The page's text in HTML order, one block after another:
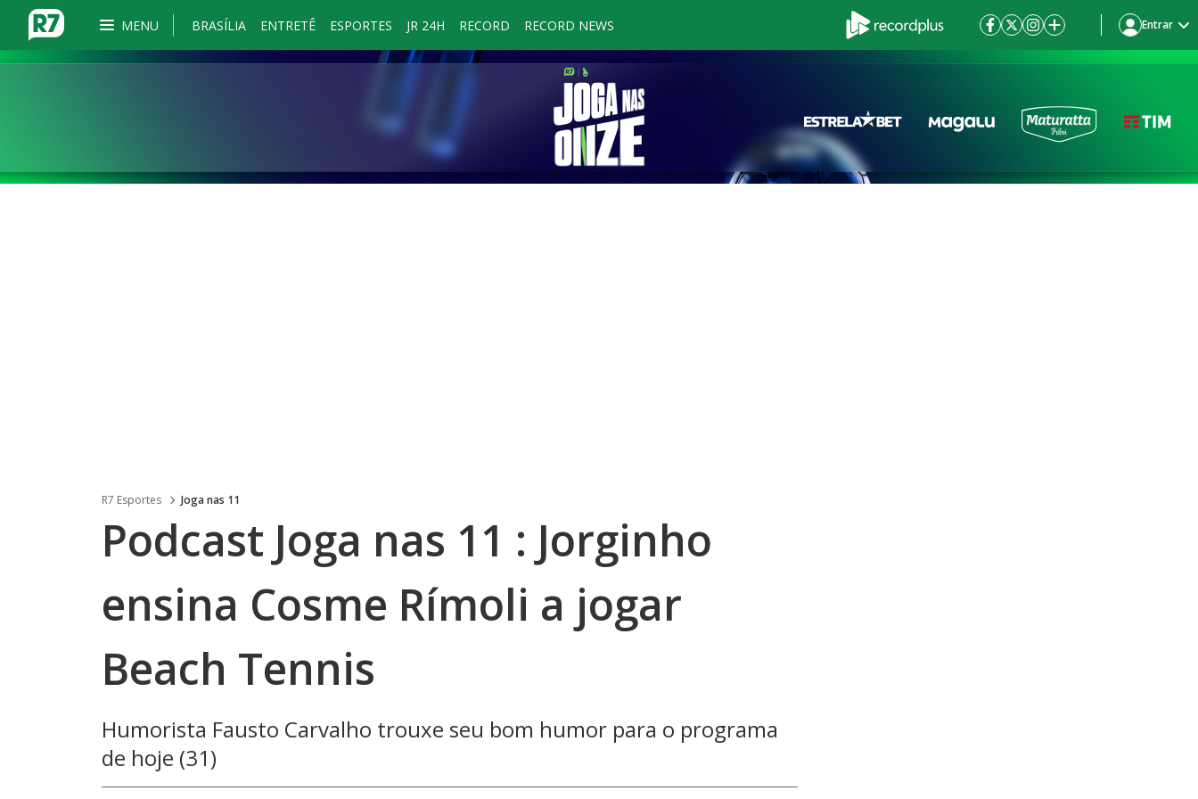
MENU BRASÍLIA ENTRETÊ ESPORTES JR 24H RECORD RECORD NEWS Entrar
R7 Esportes Joga nas 11
Podcast Joga nas 11 : Jorginho
ensina Cosme Rímoli a jogar
Beach Tennis
Humorista Fausto Carvalho trouxe seu bom humor para o programa
de hoje (31)